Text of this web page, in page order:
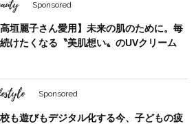
Sponsored
高垣麗子さん愛用】未来の肌のために。毎
続けたくなる〝美肌想い〟のUVクリーム
Sponsored
も遊びもデジタル化する今、子どもの疲